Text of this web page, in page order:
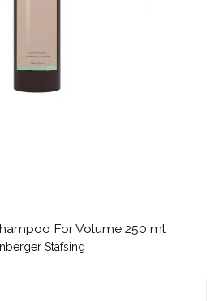
For Volume 250 ml
Stafsing